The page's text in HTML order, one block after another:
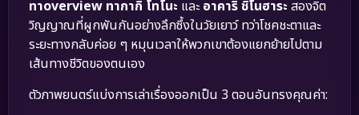
ทาoverview ทากากิ โทโนะ และอาคาริ ชิโนฮาระ สองจิต
วิญญาณที่ผูกพันกันอย่างลึกซึ้งในวัยเยาว์ ทว่าโชคชะตาและ
ระยะทางกลับค่อย ๆ หมุนเวลาให้พวกเขาต้องแยกย้ายไปตาม
เส้นทางชีวิตของตนเอง
ตัวภาพยนตร์แบ่งการเล่าเรื่องออกเป็น 3 ตอนอันทรงคุณค่า: